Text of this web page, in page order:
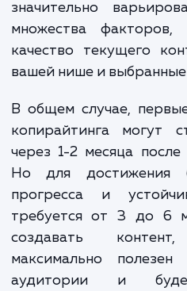
оптимизированных
статей для блогов,
многое другое.
индивидуального
ЗАКАЗАТЬ УСЛУГИ